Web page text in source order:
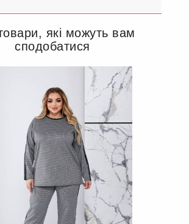
товари, які можуть вам
сподобатися